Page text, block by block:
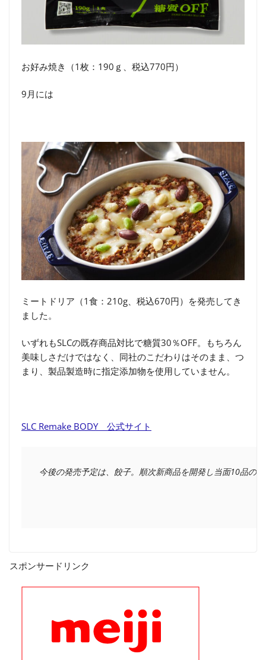
お好み焼き（1枚：190ｇ、税込770円）
9月には
ミートドリア（1食：210g、税込670円）を発売してき
ました。
いずれもSLCの既存商品対比で糖質30％OFF。もちろん
美味しさだけではなく、同社のこだわりはそのまま、つ
まり、製品製造時に指定添加物を使用していません。
SLC Remake BODY 公式サイト
スポンサードリンク